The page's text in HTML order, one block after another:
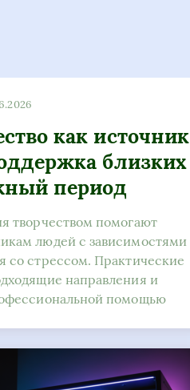
как источник
близких
период
творчеством помогают
людей с зависимостями
со стрессом. Практические
направления и
помощью